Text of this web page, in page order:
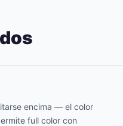
encima — el color
full color con